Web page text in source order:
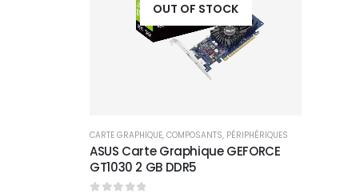
OUT OF STOCK
CARTE GRAPHIQUE, COMPOSANTS, PÉRIPHÉRIQUES
ASUS Carte Graphique GEFORCE
GT1030 2 GB DDR5